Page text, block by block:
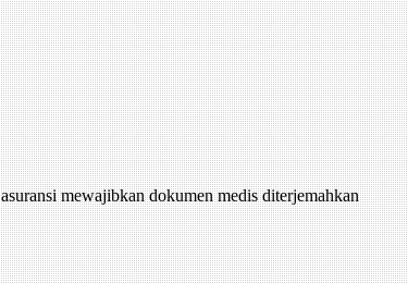
mewajibkan dokumen medis diterjemahkan